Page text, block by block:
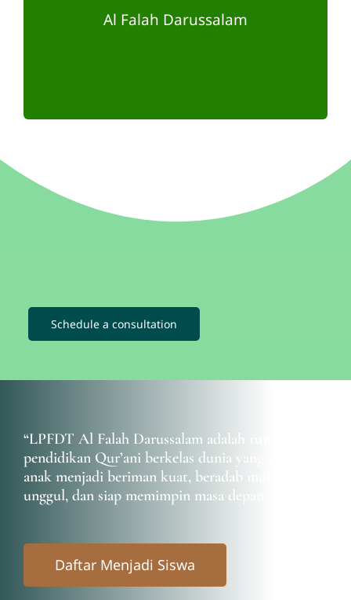
Al Falah Darussalam
SMP-SMP ICP
Schedule a consultation
“LPFDT Al Falah Darussalam adalah rumah
pendidikan Qur’ani berkelas dunia yang membina
anak menjadi beriman kuat, beradab mulia, cerdas
unggul, dan siap memimpin masa depan
Daftar Menjadi Siswa